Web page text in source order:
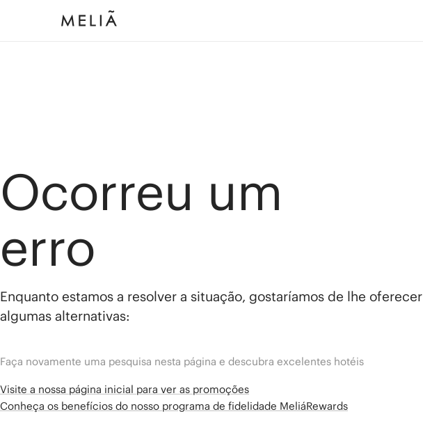
Ocorreu um
erro
Enquanto estamos a resolver a situação, gostaríamos de lhe oferecer
algumas alternativas:
Faça novamente uma pesquisa nesta página e descubra excelentes hotéis
Visite a nossa página inicial para ver as promoções
Conheça os benefícios do nosso programa de fidelidade MeliáRewards